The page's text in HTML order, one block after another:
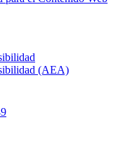
(AEA)